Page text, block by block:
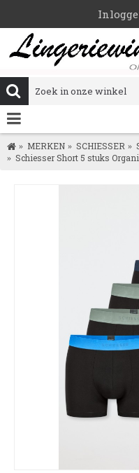
MERKEN SCHIESSER
Schiesser Short 5 stuks